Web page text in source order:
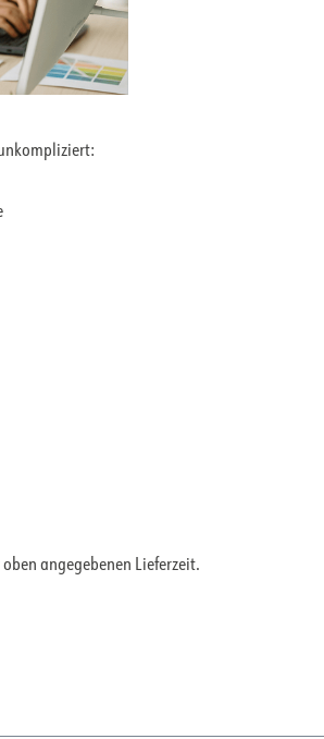
angegebenen Lieferzeit.